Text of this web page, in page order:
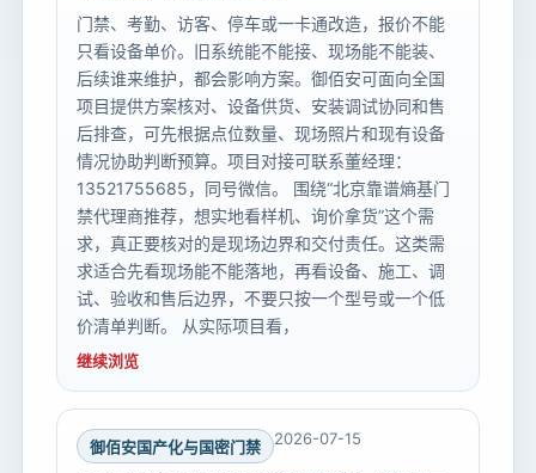
门禁、考勤、访客、停车或一卡通改造，报价不能
只看设备单价。旧系统能不能接、现场能不能装、
后续谁来维护，都会影响方案。御佰安可面向全国
项目提供方案核对、设备供货、安装调试协同和售
后排查，可先根据点位数量、现场照片和现有设备
情况协助判断预算。项目对接可联系董经理：
13521755685，同号微信。 围绕“北京靠谱熵基门
禁代理商推荐，想实地看样机、询价拿货”这个需
求，真正要核对的是现场边界和交付责任。这类需
求适合先看现场能不能落地，再看设备、施工、调
试、验收和售后边界，不要只按一个型号或一个低
价清单判断。 从实际项目看，
继续浏览
御佰安国产化与国密门禁 2026-07-15